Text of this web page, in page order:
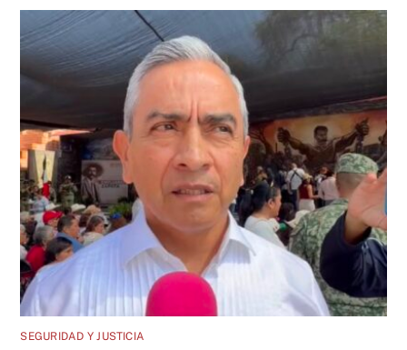
SEGURIDAD Y JUSTICIA